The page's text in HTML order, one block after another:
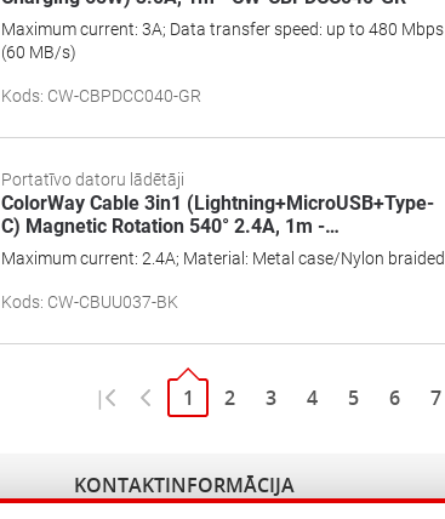
Maximum current: 3A; Data transfer speed: up to 480 Mbps
(60 MB/s)
Kods: CW-CBPDCC040-GR
Portatīvo datoru lādētāji
ColorWay Cable 3in1 (Lightning+MicroUSB+Type-
C) Magnetic Rotation 540° 2.4А, 1m -…
Maximum current: 2.4A; Material: Metal case/Nylon braided
Kods: CW-CBUU037-BK
| 1 2 3 4 5 6 7
KONTAKTINFORMĀCIJA